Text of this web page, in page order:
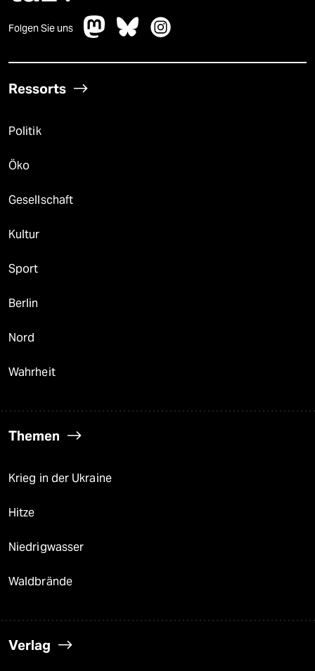
Folgen Sie uns
Ressorts
Politik
Öko
Gesellschaft
Kultur
Sport
Berlin
Nord
Wahrheit
Themen
Krieg in der Ukraine
Hitze
Niedrigwasser
Waldbrände
Verlag